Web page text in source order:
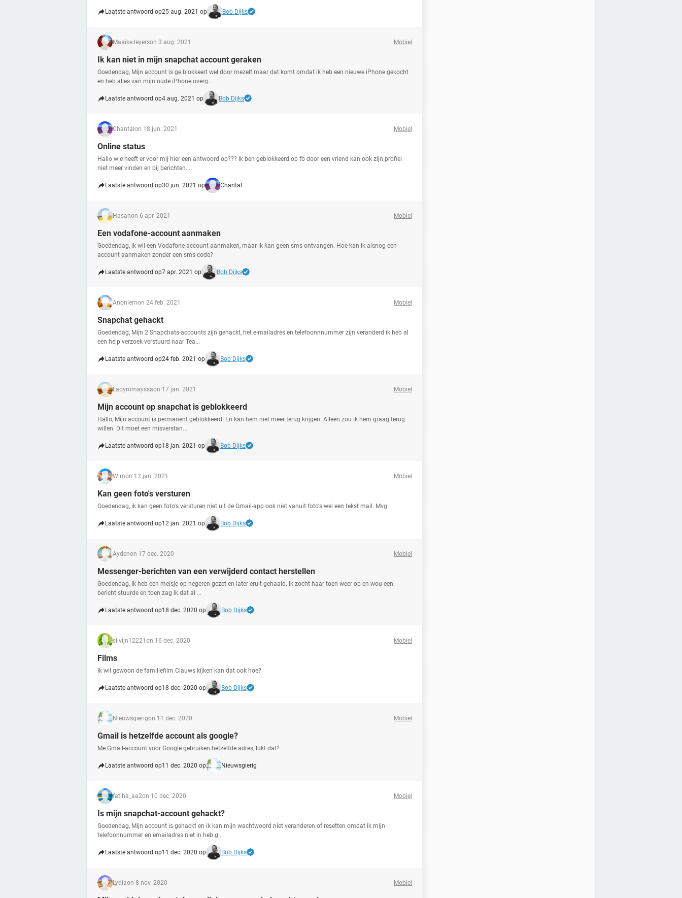
Laatste antwoord op25 aug. 2021 op Bob Dijks
Maaike.leyerson 3 aug. 2021 Mobiel
Ik kan niet in mijn snapchat account geraken
Goedendag, Mijn account is ge blokkeert wel door mezelf maar dat komt omdat ik heb een nieuwe iPhone gekocht
en heb alles van mijn oude iPhone overg...
Laatste antwoord op4 aug. 2021 op Bob Dijks
Chantal on 18 jun. 2021 Mobiel
Online status
Hallo wie heeft er voor mij hier een antwoord op??? Ik ben geblokkeerd op fb door een vriend kan ook zijn profiel
niet meer vinden en bij berichten...
Laatste antwoord op30 jun. 2021 op Chantal
Hasanon 6 apr. 2021 Mobiel
Een vodafone-account aanmaken
Goedendag, ik wil een Vodafone-account aanmaken, maar ik kan geen sms ontvangen. Hoe kan ik alsnog een
account aanmaken zonder een sms-code?
Laatste antwoord op7 apr. 2021 op Bob Dijks
Anoniemon 24 feb. 2021 Mobiel
Snapchat gehackt
Goedendag, Mijn 2 Snapchats-accounts zijn gehackt, het e-mailadres en telefoonnnummer zijn veranderd ik heb al
een help verzoek verstuurd naar Tea...
Laatste antwoord op24 feb. 2021 op Bob Dijks
Ladyromayssaon 17 jan. 2021 Mobiel
Mijn account op snapchat is geblokkeerd
Hallo, Mijn account is permanent geblokkeerd. En kan hem niet meer terug krijgen. Alleen zou ik hem graag terug
willen. Dit moet een misverstan...
Laatste antwoord op18 jan. 2021 op Bob Dijks
Wimon 12 jan. 2021 Mobiel
Kan geen foto's versturen
Goedendag, ik kan geen foto's versturen niet uit de Gmail-app ook niet vanuit foto's wel een tekst mail. Mvg
Laatste antwoord op12 jan. 2021 op Bob Dijks
Aydenon 17 dec. 2020 Mobiel
Messenger-berichten van een verwijderd contact herstellen
Goedendag, Ik heb een meisje op negeren gezet en later eruit gehaald. Ik zocht haar toen weer op en wou een
bericht stuurde en toen zag ik dat al ...
Laatste antwoord op18 dec. 2020 op Bob Dijks
silvijn12221 on 16 dec. 2020 Mobiel
Films
Ik wil gewoon de familiefilm Clauws kijken kan dat ook hoe?
Laatste antwoord op18 dec. 2020 op Bob Dijks
Nieuwsgierigon 11 dec. 2020 Mobiel
Gmail is hetzelfde account als google?
Me Gmail-account voor Google gebruiken hetzelfde adres, lukt dat?
Laatste antwoord op11 dec. 2020 op Nieuwsgierig
fatiha_aa2on 10 dec. 2020 Mobiel
Is mijn snapchat-account gehackt?
Goedendag, Mijn account is gehackt en ik kan mijn wachtwoord niet veranderen of resetten omdat ik mijn
telefoonnummer en emailadres niet in heb g...
Laatste antwoord op11 dec. 2020 op Bob Dijks
Lydiaon 8 nov. 2020 Mobiel